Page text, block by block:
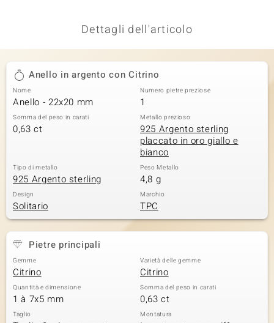
Classics
Dettagli dell'articolo
Anello in argento con Citrino
Nome
Anello - 22x20 mm
Numero pietre preziose
1
Somma del peso in carati
0,63 ct
Metallo prezioso
925 Argento sterling
placcato in oro giallo e
bianco
Tipo di metallo
925 Argento sterling
Peso Metallo
4,8 g
Design
Solitario
Marchio
TPC
Pietre principali
Gemme
Citrino
Varietà delle gemme
Citrino
Quantità e dimensione
1 à 7x5 mm
Somma del peso in carati
0,63 ct
Taglio Montatura